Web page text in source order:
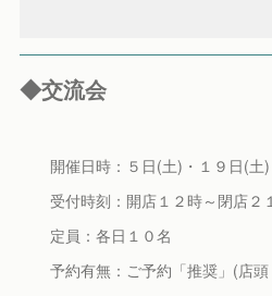
◆交流会
開催日時：５日(土)・１９日(土)
受付時刻：開店１２時～閉店２
定員：各日１０名
予約有無：ご予約「推奨」(店頭